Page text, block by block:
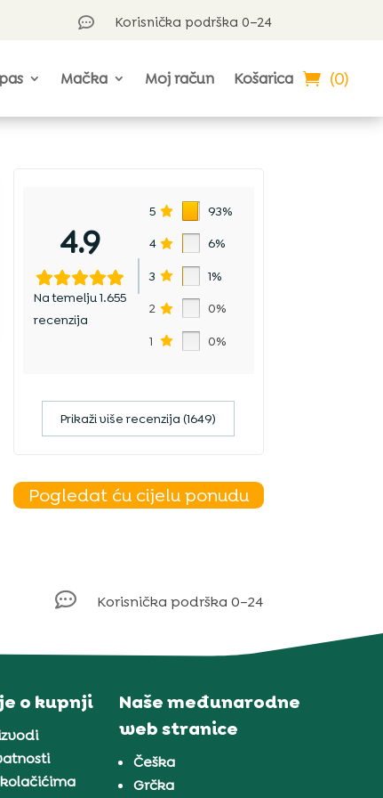
 Korisnička podrška 0–24
Mačka Moj račun Košarica (0)
4.9
Na temelju 1.655
recenzija
5 93%
4 6%
3 1%
2 0%
1 0%
Prikaži više recenzija (1649)
Pogledat ću cijelu ponudu
 Korisnička podrška 0–24
o kupnji
Naše međunarodne
web stranice
Češka
Grčka